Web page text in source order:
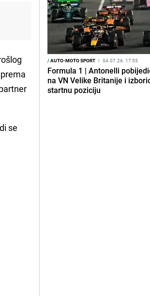
se
/AUTO-MOTO SPORT I 04.07.26. 17:55
Formula 1 | Antonelli
na VN Velike Britanije i
startnu poziciju